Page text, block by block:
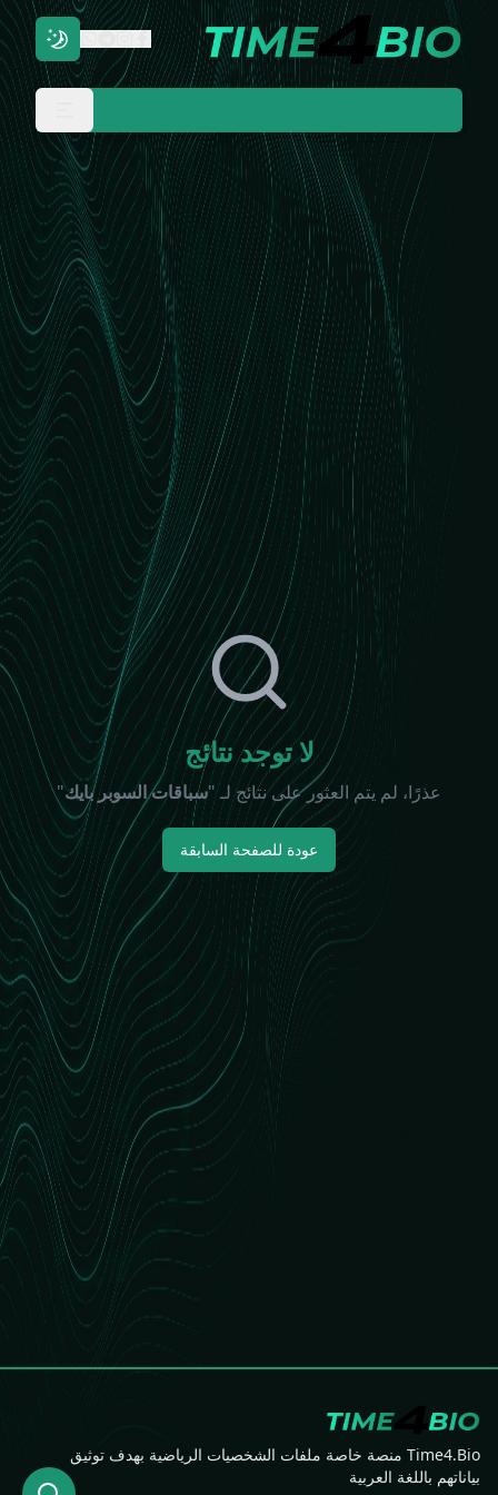
لا توجد نتائج
عذرًا، لم يتم العثور على نتائج لـ "سباقات السوبر بايك"
عودة للصفحة السابقة
Time4.Bio منصة خاصة ملفات الشخصيات الرياضية بهدف توثيق
بياناتهم باللغة العربية